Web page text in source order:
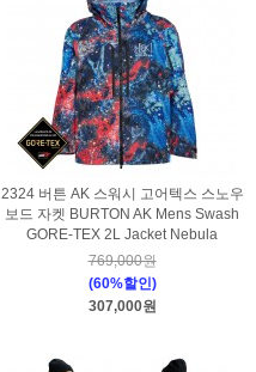
2324 버튼 AK 스워시 고어텍스 스노우
보드 자켓 BURTON AK Mens Swash
GORE-TEX 2L Jacket Nebula
769,000원
(60%할인)
307,000원